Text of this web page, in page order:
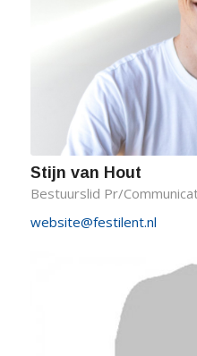
Stijn van Hout
Bestuurslid Pr/
website@festilent.nl